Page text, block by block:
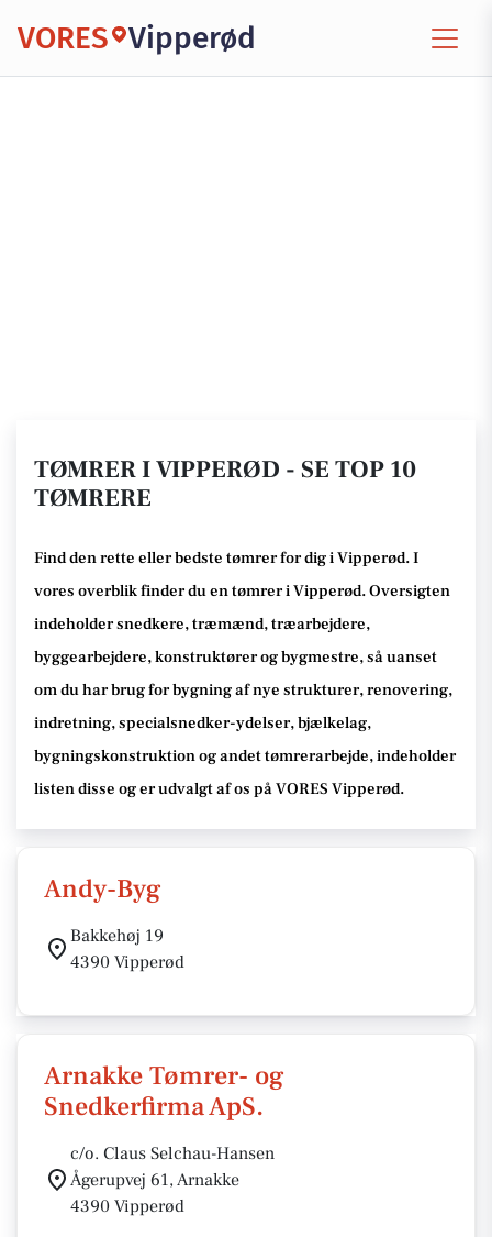
VORES Vipperød
TØMRER I VIPPERØD - SE TOP 10
TØMRERE
Find den rette eller bedste tømrerfor dig i Vipperød. I
vores overblik finder du en tømrer i Vipperød.Oversigten
indeholder snedkere, træmænd, træarbejdere,
byggearbejdere, konstruktører og bygmestre,så uanset
om du har brug for bygning af nye strukturer, renovering,
indretning, specialsnedker-ydelser, bjælkelag,
bygningskonstruktion og andet tømrerarbejde, indeholder
listen disse og er udvalgt af os på VORES Vipperød.
Andy-Byg
Bakkehøj 19
4390 Vipperød
Arnakke Tømrer- og
Snedkerfirma ApS.
c/o. Claus Selchau-Hansen
Ågerupvej 61, Arnakke
4390 Vipperød